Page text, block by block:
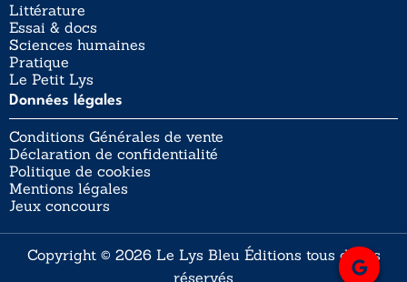
Littérature
Essai & docs
Sciences humaines
Pratique
Le Petit Lys
Données légales
Conditions Générales de vente
Déclaration de confidentialité
Politique de cookies
Mentions légales
Jeux concours
Copyright © 2026 Le Lys Bleu Éditions tous droits
réservés